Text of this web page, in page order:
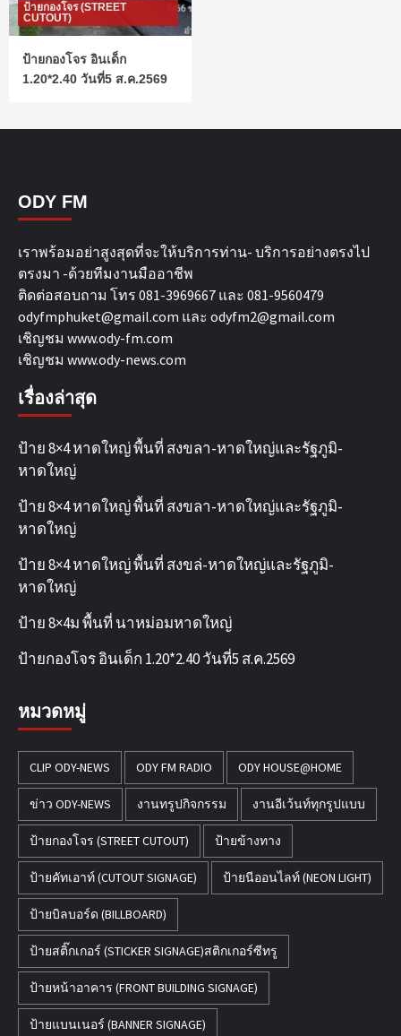
ป้ายกองโจร (STREET
CUTOUT)
ป้ายกองโจร อินเด็ก
1.20*2.40 วันที่5 ส.ค.2569
ODY FM
เราพร้อมอย่าสูงสุดที่จะให้บริการท่าน- บริการอย่างตรงไป
ตรงมา -ด้วยทีมงานมืออาชีพ
ติดต่อสอบถาม โทร 081-3969667 และ 081-9560479
odyfmphuket@gmail.com และ odyfm2@gmail.com
เชิญชม www.ody-fm.com
เชิญชม www.ody-news.com
เรื่องล่าสุด
ป้าย 8×4 หาดใหญ่ พื้นที่ สงขลา-หาดใหญ่และรัฐภูมิ-
หาดใหญ่
ป้าย 8×4 หาดใหญ่ พื้นที่ สงขลา-หาดใหญ่และรัฐภูมิ-
หาดใหญ่
ป้าย 8×4 หาดใหญ่ พื้นที่ สงขล่-หาดใหญ่และรัฐภูมิ-
หาดใหญ่
ป้าย 8×4ม พื้นที่ นาหม่อมหาดใหญ่
ป้ายกองโจร อินเด็ก 1.20*2.40 วันที่5 ส.ค.2569
หมวดหมู่
CLIP ODY-NEWS ODY FM RADIO ODY HOUSE@HOME
ข่าว ODY-NEWS งานทรูปกิจกรรม งานอีเว้นท์ทุกรูปแบบ
ป้ายกองโจร (STREET CUTOUT) ป้ายข้างทาง
ป้ายคัทเอาท์ (CUTOUT SIGNAGE) ป้ายนีออนไลท์ (NEON LIGHT)
ป้ายบิลบอร์ด (BILLBOARD)
ป้ายสติ๊กเกอร์ (STICKER SIGNAGE)สติกเกอร์ซีทรู
ป้ายหน้าอาคาร (FRONT BUILDING SIGNAGE)
ป้ายแบนเนอร์ (BANNER SIGNAGE)